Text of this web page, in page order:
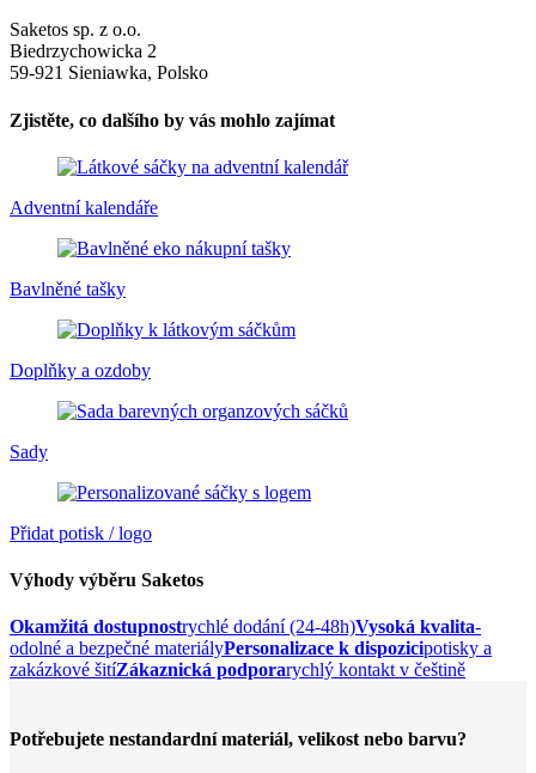
Saketos sp. z o.o.
Biedrzychowicka 2
59-921 Sieniawka, Polsko
Zjistěte, co dalšího by vás mohlo zajímat
Adventní kalendáře
Bavlněné tašky
Doplňky a ozdoby
Sady
Přidat potisk / logo
Výhody výběru Saketos
Okamžitá dostupnostrychlé dodání (24-48h)Vysoká kvalita-
odolné a bezpečné materiályPersonalizace k dispozicipotisky a
zakázkové šitíZákaznická podporarychlý kontakt v češtině
Potřebujete nestandardní materiál, velikost nebo barvu?